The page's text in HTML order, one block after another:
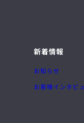
新着情報
お知らせ
お客様インタビ